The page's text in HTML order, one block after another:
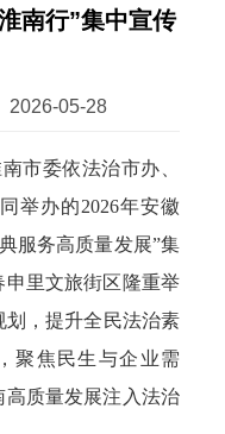
南行”集中宣传
2026-05-28
委依法治市办、
举办的2026年安徽
服务高质量发展”集
里文旅街区隆重举
划，提升全民法治素
聚焦民生与企业需
质量发展注入法治